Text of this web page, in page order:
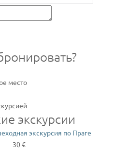
место
экскурсии
экскурсия по Праге
30 €